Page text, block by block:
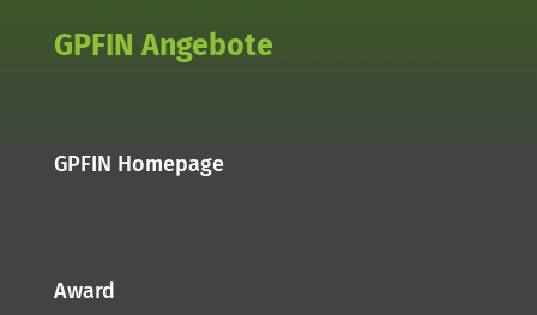
GPFIN Angebote
GPFIN Homepage
Award